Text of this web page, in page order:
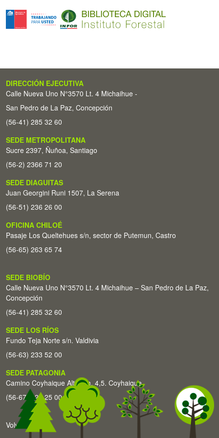
DIRECCIÓN EJECUTIVA
Calle Nueva Uno N°3570 Lt. 4 Michaihue -
San Pedro de La Paz, Concepción
(56-41) 285 32 60
SEDE METROPOLITANA
Sucre 2397, Ñuñoa, Santiago
(56-2) 2366 71 20
SEDE DIAGUITAS
Juan Georgini Runi 1507, La Serena
(56-51) 236 26 00
OFICINA CHILOÉ
Pasaje Los Queltehues s/n, sector de Putemun, Castro
(56-65) 263 65 74
SEDE BIOBÍO
Calle Nueva Uno N°3570 Lt. 4 Michaihue – San Pedro de La Paz,
Concepción
(56-41) 285 32 60
SEDE LOS RÍOS
Fundo Teja Norte s/n. Valdivia
(56-63) 233 52 00
SEDE PATAGONIA
Camino Coyhaique Alto Km. 4,5. Coyhaique
(56-67) 226 25 00
Volver arriba